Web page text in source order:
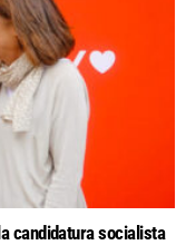
candidatura socialista